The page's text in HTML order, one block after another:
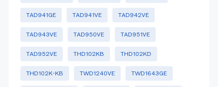
TAD941GE TAD941VE TAD942VE
TAD943VE TAD950VE TAD951VE
TAD952VE THD102KB THD102KD
THD102K-KB TWD1240VE TWD1643GE